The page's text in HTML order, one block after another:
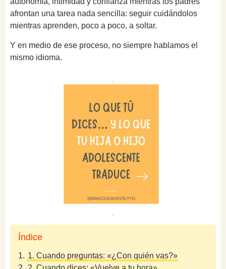
afrontan una tarea nada sencilla: seguir cuidándolos
mientras aprenden, poco a poco, a soltar.
Y en medio de ese proceso, no siempre hablamos el
mismo idioma.
Índice
1. 1. Cuando preguntas: «¿Con quién vas?»